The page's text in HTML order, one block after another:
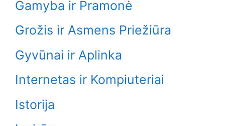
Gamyba ir Pramonė
Grožis ir Asmens Priežiūra
Gyvūnai ir Aplinka
Internetas ir Kompiuteriai
Istorija